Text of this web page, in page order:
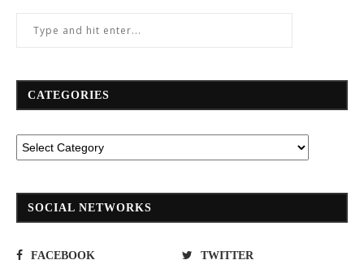
CATEGORIES
SOCIAL NETWORKS
FACEBOOK TWITTER